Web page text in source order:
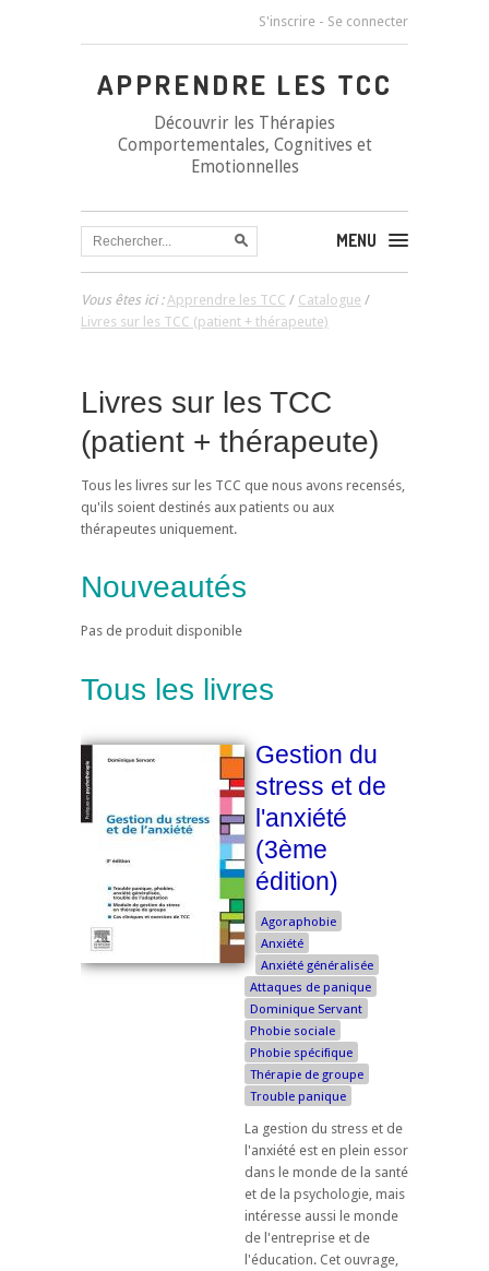
S'inscrire - Se connecter
APPRENDRE LES TCC
Découvrir les Thérapies
Comportementales, Cognitives et
Emotionnelles
MENU
Vous êtes ici :Apprendre les TCC / Catalogue /
Livres sur les TCC (patient + thérapeute)
Livres sur les TCC
(patient + thérapeute)
Tous les livres sur les TCC que nous avons recensés,
qu'ils soient destinés aux patients ou aux
thérapeutes uniquement.
Nouveautés
Pas de produit disponible
Tous les livres
Gestion du
stress et de
l'anxiété
(3ème
édition)
Agoraphobie
Anxiété
Anxiété généralisée
Attaques de panique
Dominique Servant
Phobie sociale
Phobie spécifique
Thérapie de groupe
Trouble panique
La gestion du stress et de
l'anxiété est en plein essor
dans le monde de la santé
et de la psychologie, mais
intéresse aussi le monde
de l'entreprise et de
l'éducation. Cet ouvrage,